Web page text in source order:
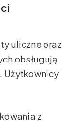
uliczne oraz
obsługują
. Użytkownicy
z